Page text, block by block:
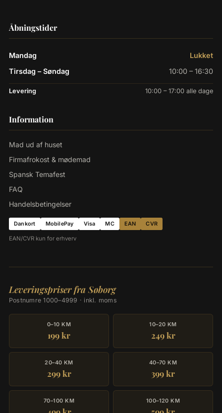
Åbningstider
Mandag
Lukket
Tirsdag – Søndag
10:00 – 16:30
Levering 10:00 – 17:00 alle dage
Information
Mad ud af huset
Firmafrokost & mødemad
Spansk Temafest
FAQ
Handelsbetingelser
Dankort MobilePay Visa MC EAN CVR
EAN/CVR kun for erhverv
Leveringspriser fra Søborg
Postnumre 1000–4999 · inkl. moms
0–10 KM
199 kr
10–20 KM
249 kr
20–40 KM
299 kr
40–70 KM
399 kr
70–100 KM 100–120 KM